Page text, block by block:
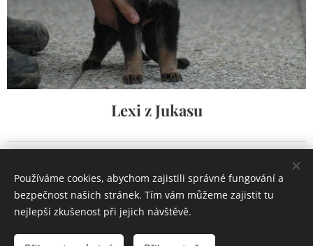
Lexi z Jukasu
www.zjukasu.cz
Vytvořeno službouWebnode
Používáme cookies, abychom zajistili správné fungování a
bezpečnost našich stránek. Tím vám můžeme zajistit tu
nejlepší zkušenost při jejich návštěvě.